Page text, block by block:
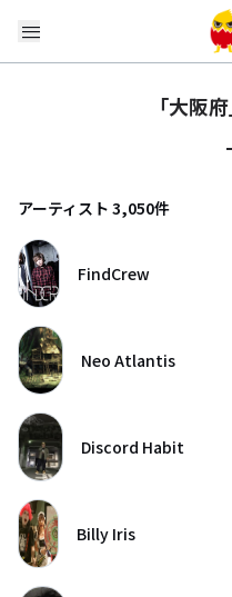
menu
「大阪府
アーティスト 3,050件
FindCrew
Neo Atlantis
Discord Habit
Billy Iris